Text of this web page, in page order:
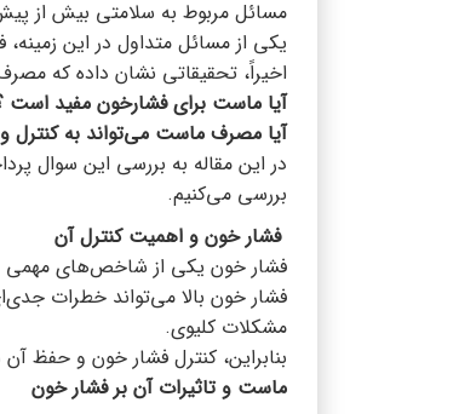
مسائل مربوط به سلامتی بیش از
یکی از مسائل متداول در این
اخیراً، تحقیقاتی نشان داده که
آیا ماست برای فشارخون مفید است
آیا مصرف ماست می‌تواند به کنترل
در این مقاله به بررسی این سوال
بررسی می‌کنیم.
فشار خون و اهمیت کنترل آن
فشار خون یکی از شاخص‌های مهمی
فشار خون بالا می‌تواند خطرات
مشکلات کلیوی.
بنابراین، کنترل فشار خون و حفظ
ماست و تاثیرات آن بر فشار خون